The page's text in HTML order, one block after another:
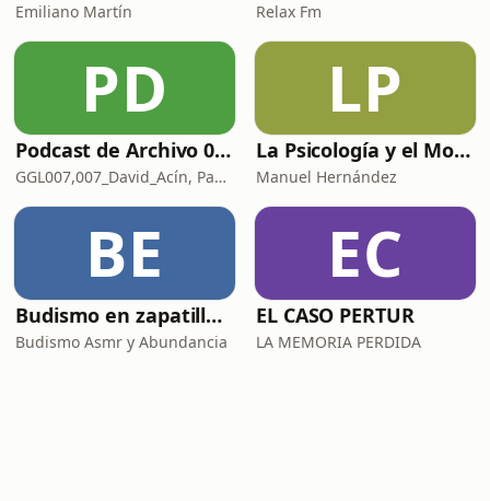
Emiliano Martín Relax Fm
PD
Podcast de Archivo 007
GGL007,007_David_Acín, Pablo_Ortega, 58, AlbertoBond y Claalc
LP
La Psicología y el Modelo Parcuve®
Manuel Hernández
BE
Budismo en zapatillas, El budismo sin sermones
Budismo Asmr y Abundancia
EC
EL CASO PERTUR
LA MEMORIA PERDIDA